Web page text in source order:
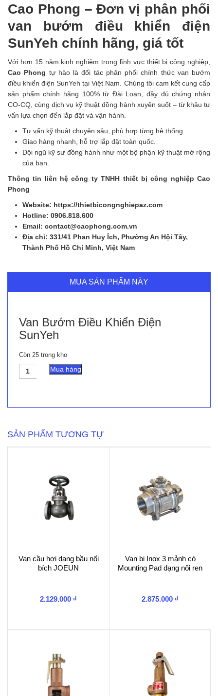
Cao Phong – Đơn vị phân phối
van bướm điều khiển điện
SunYeh chính hãng, giá tốt
Với hơn 15 năm kinh nghiệm trong lĩnh vực thiết bị công nghiệp,
Cao Phong tự hào là đối tác phân phối chính thức van bướm
điều khiển điện SunYeh tại Việt Nam. Chúng tôi cam kết cung cấp
sản phẩm chính hãng 100% từ Đài Loan, đầy đủ chứng nhận
CO-CQ, cùng dịch vụ kỹ thuật đồng hành xuyên suốt – từ khâu tư
vấn lựa chọn đến lắp đặt và vận hành.
Tư vấn kỹ thuật chuyên sâu, phù hợp từng hệ thống.
Giao hàng nhanh, hỗ trợ lắp đặt toàn quốc.
Đội ngũ kỹ sư đồng hành như một bộ phận kỹ thuật mở rộng
của bạn.
Thông tin liên hệ công ty TNHH thiết bị công nghiệp Cao
Phong
Website: https://thietbicongnghiepaz.com
Hotline: 0906.818.600
Email: contact@caophong.com.vn
Địa chỉ: 331/41 Phan Huy Ích, Phường An Hội Tây,
Thành Phố Hồ Chí Minh, Việt Nam
MUA SẢN PHẨM NÀY
Van Bướm Điều Khiển Điện
SunYeh
Còn 25 trong kho
Van
Mua hàng
SẢN PHẨM TƯƠNG TỰ
Van cầu hơi dạng bầu nối
bích JOEUN
2.129.000 ₫
Van bi Inox 3 mảnh có
Mounting Pad dạng nối ren
2.875.000 ₫